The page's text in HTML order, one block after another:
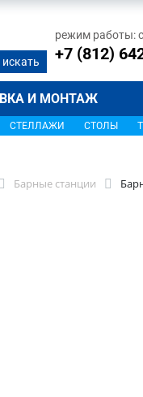
режим работы:
+7 (812)
И МОНТАЖ
СТЕЛЛАЖИ СТОЛЫ
Барные станции